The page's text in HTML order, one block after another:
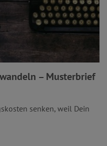
– Musterbrief
senken, weil Dein